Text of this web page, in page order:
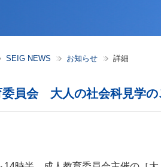
SEIG NEWS お知らせ 詳細
委員会 大人の社会科見学の